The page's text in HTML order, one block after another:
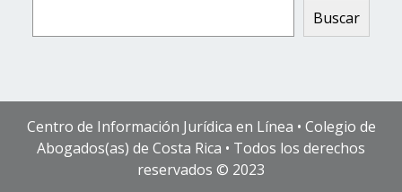
Buscar
Centro de Información Jurídica en Línea • Colegio de
Abogados(as) de Costa Rica • Todos los derechos
reservados © 2023